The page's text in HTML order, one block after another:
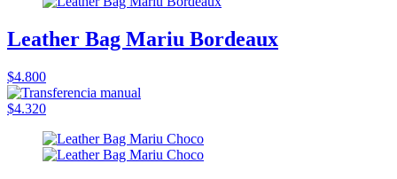
Leather Bag Mariu Bordeaux
$4.800
$4.320